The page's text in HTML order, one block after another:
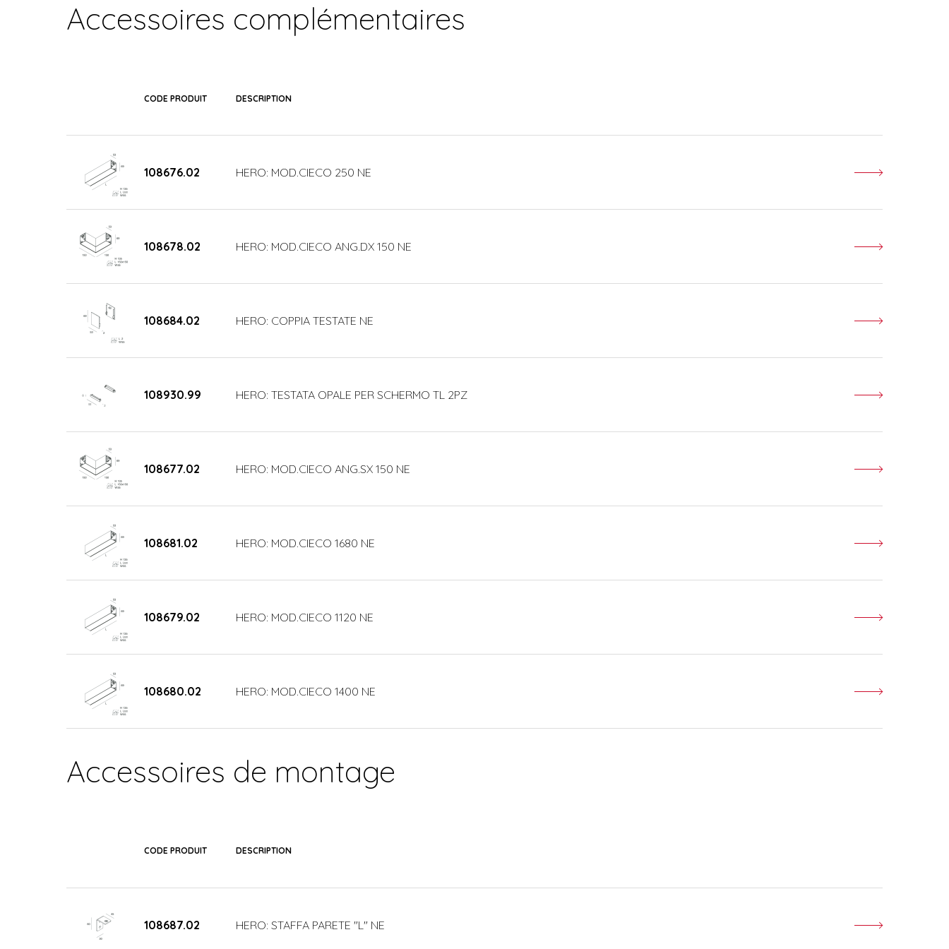
Accessoires complémentaires
CODE PRODUIT DESCRIPTION
108676.02 HERO: MOD.CIECO 250 NE
108678.02 HERO: MOD.CIECO ANG.DX 150 NE
108684.02 HERO: COPPIA TESTATE NE
108930.99 HERO: TESTATA OPALE PER SCHERMO TL 2PZ
108677.02 HERO: MOD.CIECO ANG.SX 150 NE
108681.02 HERO: MOD.CIECO 1680 NE
108679.02 HERO: MOD.CIECO 1120 NE
108680.02 HERO: MOD.CIECO 1400 NE
Accessoires de montage
CODE PRODUIT DESCRIPTION
108687.02 HERO: STAFFA PARETE "L" NE